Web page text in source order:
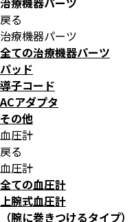
戻る
治療機器パーツ
全ての治療機器パーツ
パッド
導子コード
ACアダプタ
その他
血圧計
戻る
血圧計
全ての血圧計
上腕式血圧計
（腕に巻きつけるタイプ）